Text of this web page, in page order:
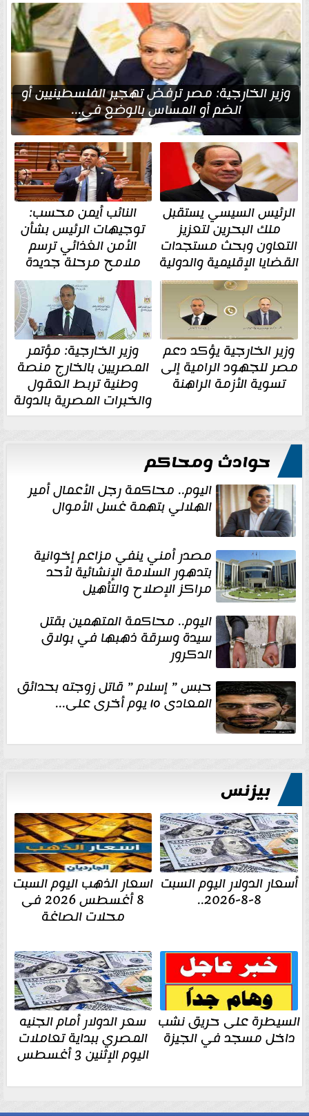
وزير الخارجية: مصر ترفض تهجير الفلسطينيين أو
الضم أو المساس بالوضع في...
الرئيس السيسي يستقبل
ملك البحرين لتعزيز
التعاون وبحث مستجدات
القضايا الإقليمية والدولية
النائب أيمن محسب:
توجيهات الرئيس بشأن
الأمن الغذائي ترسم
ملامح مرحلة جديدة
وزير الخارجية يؤكد دعم
مصر للجهود الرامية إلى
تسوية الأزمة الراهنة
وزير الخارجية: مؤتمر
المصريين بالخارج منصة
وطنية تربط العقول
والخبرات المصرية بالدولة
حوادث ومحاكم
اليوم.. محاكمة رجل الأعمال أمير
الهلالي بتهمة غسل الأموال
مصدر أمني ينفي مزاعم إخوانية
بتدهور السلامة الإنشائية لأحد
مراكز الإصلاح والتأهيل
اليوم.. محاكمة المتهمين بقتل
سيدة وسرقة ذهبها في بولاق
الدكرور
حبس ” إسلام ” قاتل زوجته بحدائق
المعادى ١٥ يوم أخرى على...
بيزنس
أسعار الدولار اليوم السبت
8-8-2026..
اسعار الذهب اليوم السبت
8 أغسطس 2026 فى
محلات الصاغة
السيطرة على حريق نشب
داخل مسجد في الجيزة
سعر الدولار أمام الجنيه
المصري ببداية تعاملات
اليوم الإثنين 3 أغسطس